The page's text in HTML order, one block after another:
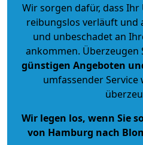
Wir sorgen dafür, dass
reibungslos verläuft und
und unbeschadet an
ankommen. Überzeugen
günstigen Angeboten
umfassender
Wir legen los, wenn Sie
von Hamburg nach